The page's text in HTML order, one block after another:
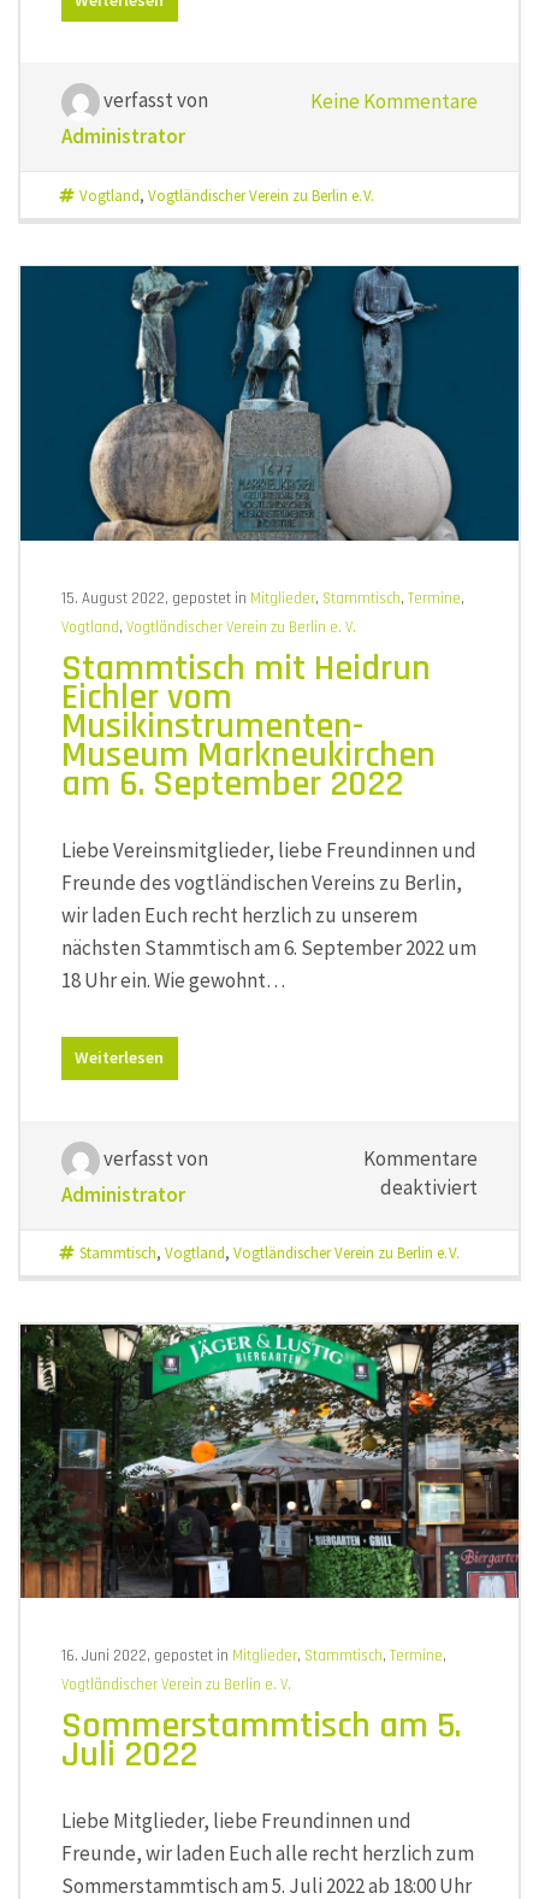
verfasst von
Administrator
Keine Kommentare
Vogtland, Vogtländischer Verein zu Berlin e. V.
15. August 2022, gepostet in Mitglieder, Stammtisch, Termine,
Vogtland, Vogtländischer Verein zu Berlin e. V.
Stammtisch mit Heidrun
Eichler vom
Musikinstrumenten-
Museum Markneukirchen
am 6. September 2022
Liebe Vereinsmitglieder, liebe Freundinnen und
Freunde des vogtländischen Vereins zu Berlin,
wir laden Euch recht herzlich zu unserem
nächsten Stammtisch am 6. September 2022 um
18 Uhr ein. Wie gewohnt…
Weiterlesen
verfasst von
Administrator
Kommentare
deaktiviert
Heidrun
vom
am
6.
2022
Stammtisch, Vogtland, Vogtländischer Verein zu Berlin e. V.
16. Juni 2022, gepostet in Mitglieder, Stammtisch, Termine,
Vogtländischer Verein zu Berlin e. V.
Sommerstammtisch am 5.
Juli 2022
Liebe Mitglieder, liebe Freundinnen und
Freunde, wir laden Euch alle recht herzlich zum
Sommerstammtisch am 5. Juli 2022 ab 18:00 Uhr